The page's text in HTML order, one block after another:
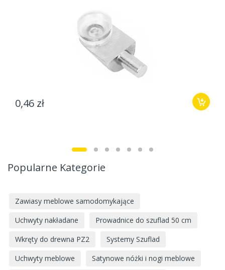
0,46 zł
Popularne Kategorie
Zawiasy meblowe samodomykające
Uchwyty nakładane
Prowadnice do szuflad 50 cm
Wkręty do drewna PZ2
Systemy Szuflad
Uchwyty meblowe
Satynowe nóżki i nogi meblowe